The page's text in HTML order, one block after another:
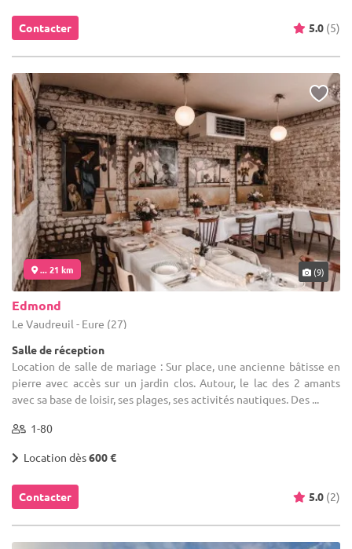
Contacter 5.0 (5)
... 21 km (9)
Edmond
Le Vaudreuil - Eure (27)
Salle de réception
Location de salle de mariage : Sur place, une ancienne bâtisse en
pierre avec accès sur un jardin clos. Autour, le lac des 2 amants
avec sa base de loisir, ses plages, ses activités nautiques. Des ...
1-80
Location dès600 €
Contacter 5.0 (2)